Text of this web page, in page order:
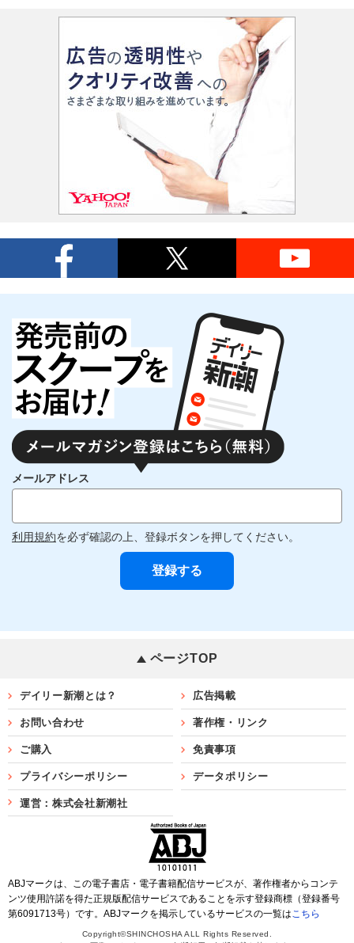
メールアドレス
利用規約を必ず確認の上、登録ボタンを押してください。
ページTOP
デイリー新潮とは？ 広告掲載
お問い合わせ 著作権・リンク
ご購入 免責事項
プライバシーポリシー データポリシー
運営：株式会社新潮社
ABJマークは、この電子書店・電子書籍配信サービスが、著作権者からコンテ
ンツ使用許諾を得た正規版配信サービスであることを示す登録商標（登録番号
第6091713号）です。ABJマークを掲示しているサービスの一覧はこちら
Copyright©SHINCHOSHA ALL Rights Reserved.